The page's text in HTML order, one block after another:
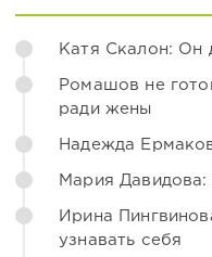
Катя Скалон: Он
Ромашов не
ради жены
Надежда
Мария Давидова:
Ирина
узнавать себя